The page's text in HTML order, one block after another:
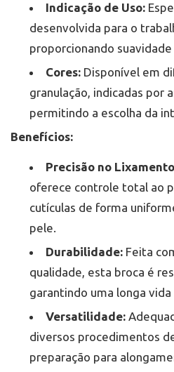
Indicação de Uso:
desenvolvida para o
proporcionando suavidade
Cores: Disponível em
granulação, indicadas por
permitindo a escolha da
Benefícios:
Precisão no
oferece controle total ao
cutículas de forma
pele.
Durabilidade: Feita
qualidade, esta broca é
garantindo uma longa vida
Versatilidade:
diversos procedimentos
preparação para